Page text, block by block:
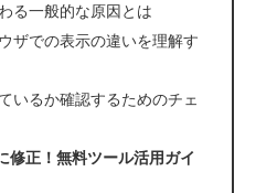
る一般的な原因とは
ザでの表示の違いを理解す
いるか確認するためのチェ
修正！無料ツール活用ガイ